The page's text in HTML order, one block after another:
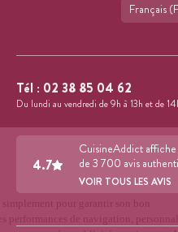
Français
Tél : 02 38 85 04 62
Du lundi au vendredi de 9h à 13h et de
4.7
CuisineAddict
de 3 700 avis
VOIR TOUS LES AVIS